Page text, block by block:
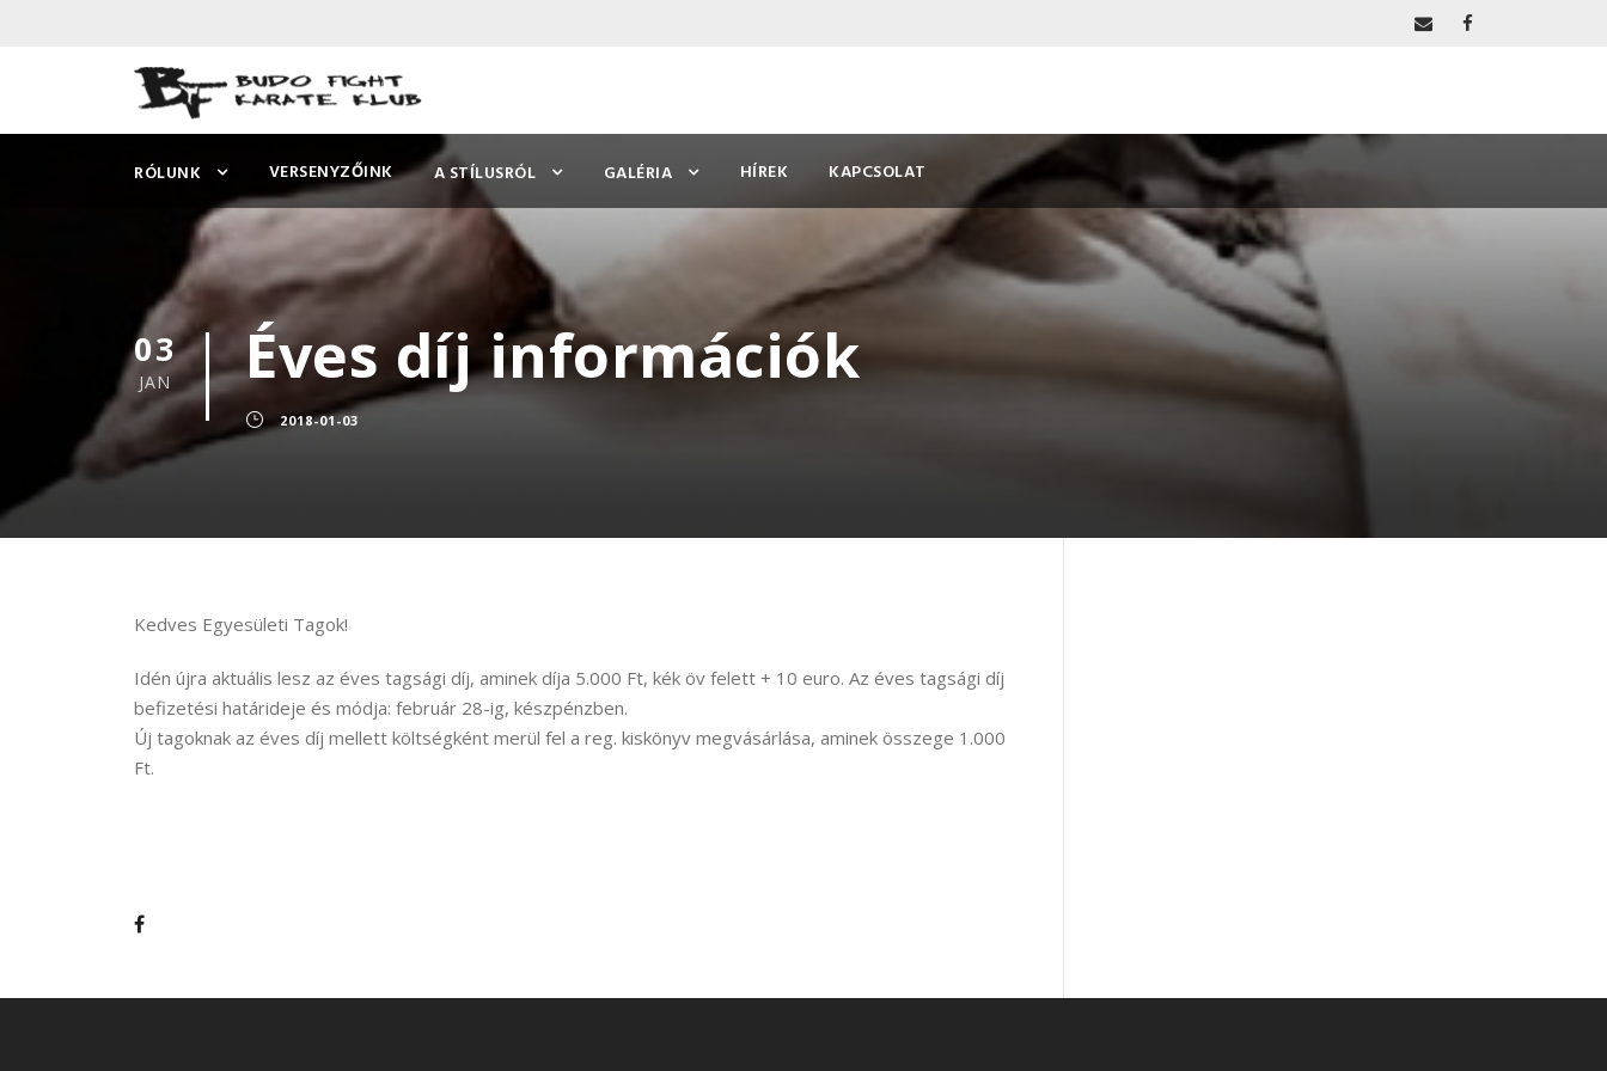
RÓLUNK VERSENYZŐINK A STÍLUSRÓL GALÉRIA HÍREK KAPCSOLAT
03
JAN Éves díj információk
2018-01-03
Kedves Egyesületi Tagok!
Idén újra aktuális lesz az éves tagsági díj, aminek díja 5.000 Ft, kék öv felett + 10 euro. Az éves tagsági díj
befizetési határideje és módja: február 28-ig, készpénzben.
Új tagoknak az éves díj mellett költségként merül fel a reg. kiskönyv megvásárlása, aminek összege 1.000
Ft.